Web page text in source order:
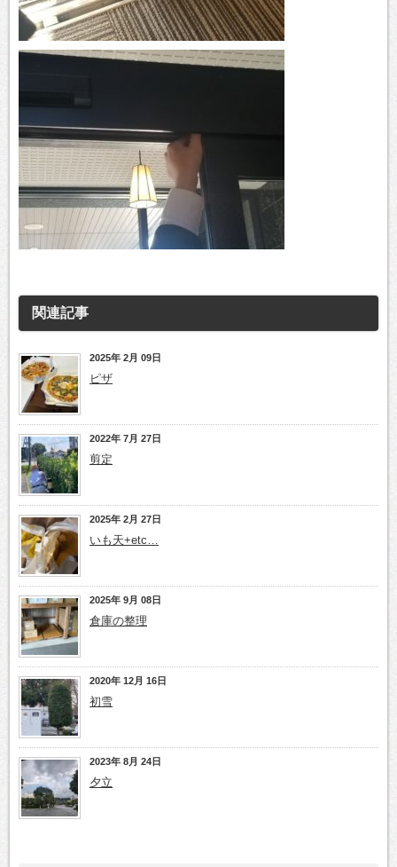
関連記事
2025年 2月 09日
ピザ
2022年 7月 27日
剪定
2025年 2月 27日
いも天+etc…
2025年 9月 08日
倉庫の整理
2020年 12月 16日
初雪
2023年 8月 24日
夕立